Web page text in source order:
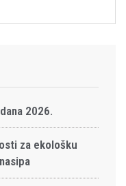
2026.
za ekološku